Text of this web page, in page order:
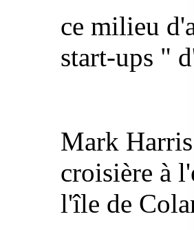
ce milieu
start-ups "
Mark
croisière à
l'île de